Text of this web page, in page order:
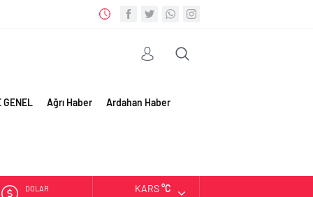
GENEL Ağrı Haber Ardahan Haber
DOLAR KARS°C